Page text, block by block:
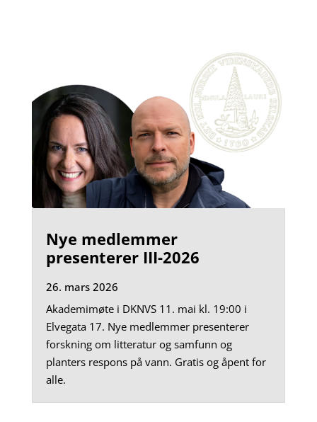
Nye medlemmer
presenterer III-2026
26. mars 2026
Akademimøte i DKNVS 11. mai kl. 19:00 i
Elvegata 17. Nye medlemmer presenterer
forskning om litteratur og samfunn og
planters respons på vann. Gratis og åpent for
alle.